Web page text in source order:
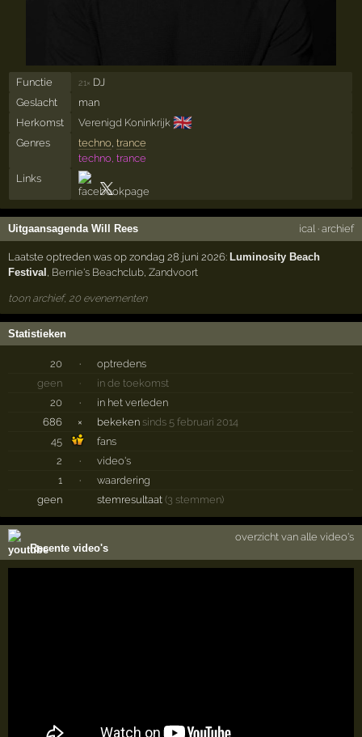
Functie 21× DJ
Geslacht
man
Herkomst
Verenigd Koninkrijk 🇬🇧
Genres techno, trance
techno, trance
Links
Uitgaansagenda Will Rees ical· archief
Laatste optreden was op zondag 28 juni 2026: Luminosity Beach
Festival
Bernie's Beachclub ,Zandvoort
toon archief, 20 evenementen
Statistieken
20 ·
optredens
geen
·
in de toekomst
20
·
in het verleden
686
× bekeken sinds 5 februari 2014
45
fans
2
·
video's
1
·
waardering
geen
stemresultaat(3 stemmen)
Recente video's
overzicht van alle video's